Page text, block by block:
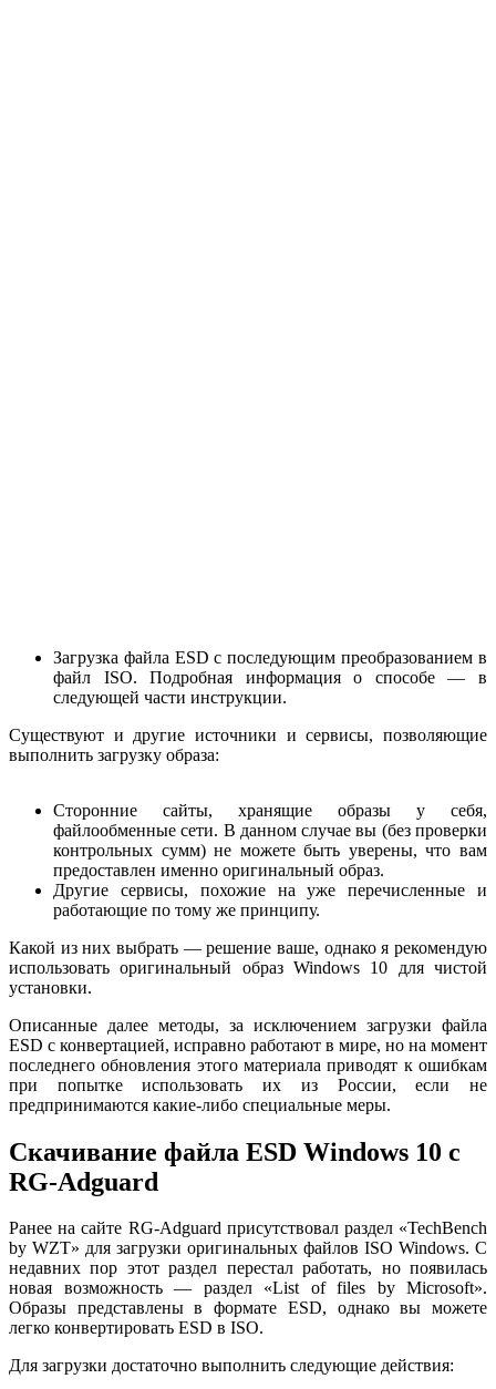
Загрузка файла ESD с последующим преобразованием в
файл ISO. Подробная информация о способе — в
следующей части инструкции.
Существуют и другие источники и сервисы, позволяющие
выполнить загрузку образа:
Сторонние сайты, хранящие образы у себя,
файлообменные сети. В данном случае вы (без проверки
контрольных сумм) не можете быть уверены, что вам
предоставлен именно оригинальный образ.
Другие сервисы, похожие на уже перечисленные и
работающие по тому же принципу.
Какой из них выбрать — решение ваше, однако я рекомендую
использовать оригинальный образ Windows 10 для чистой
установки.
Описанные далее методы, за исключением загрузки файла
ESD с конвертацией, исправно работают в мире, но на момент
последнего обновления этого материала приводят к ошибкам
при попытке использовать их из России, если не
предпринимаются какие-либо специальные меры.
Скачивание файла ESD Windows 10 с
RG-Adguard
Ранее на сайте RG-Adguard присутствовал раздел «TechBench
by WZT» для загрузки оригинальных файлов ISO Windows. С
недавних пор этот раздел перестал работать, но появилась
новая возможность — раздел «List of files by Microsoft».
Образы представлены в формате ESD, однако вы можете
легко конвертировать ESD в ISO.
Для загрузки достаточно выполнить следующие действия: